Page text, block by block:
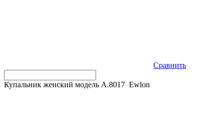
Сравнить
Купальник женский модель A.8017 Ewlon